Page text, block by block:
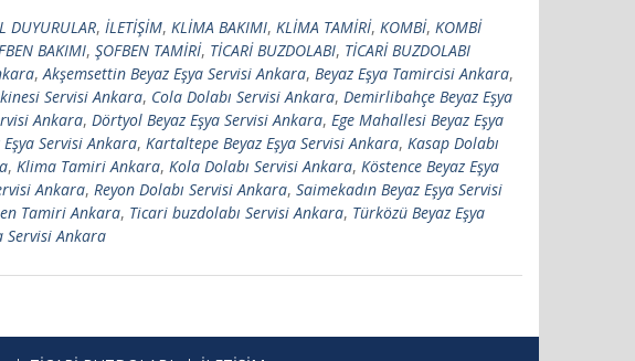
DUYURULAR, İLETİŞİM, KLİMA BAKIMI, KLİMA TAMİRİ, KOMBİ, KOMBİ
BAKIMI, ŞOFBEN TAMİRİ, TİCARİ BUZDOLABI, TİCARİ BUZDOLABI
,Akşemsettin Beyaz Eşya Servisi Ankara, Beyaz Eşya Tamircisi Ankara,
Servisi Ankara, Cola Dolabı Servisi Ankara, Demirlibahçe Beyaz Eşya
Ankara, Dörtyol Beyaz Eşya Servisi Ankara, Ege Mahallesi Beyaz Eşya
Servisi Ankara, Kartaltepe Beyaz Eşya Servisi Ankara, Kasap Dolabı
, Klima Tamiri Ankara, Kola Dolabı Servisi Ankara, Köstence Beyaz Eşya
Ankara, Reyon Dolabı Servisi Ankara, Saimekadın Beyaz Eşya Servisi
Tamiri Ankara, Ticari buzdolabı Servisi Ankara, Türközü Beyaz Eşya
Servisi Ankara